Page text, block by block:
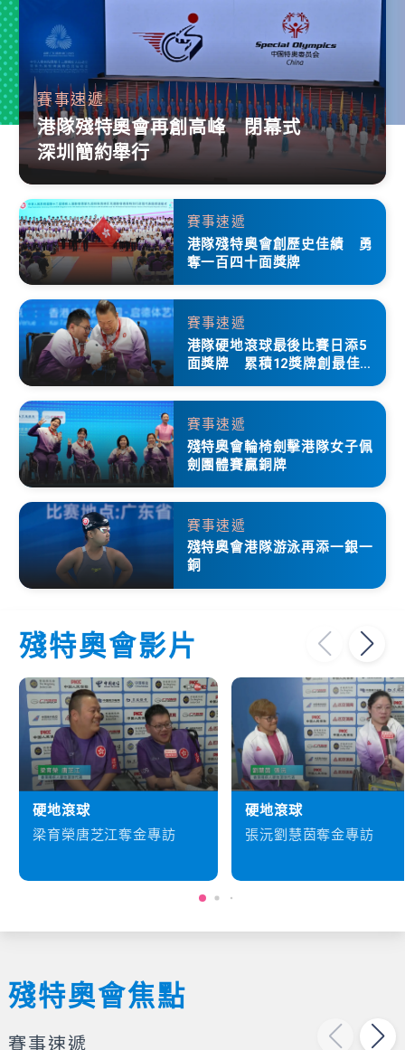
賽事速遞
港隊殘特奧會再創高峰 閉幕式
深圳簡約舉行
賽事速遞
港隊殘特奧會創歷史佳績 勇
奪一百四十面獎牌
賽事速遞
港隊硬地滾球最後比賽日添5
面獎牌 累積12獎牌創最佳成
賽事速遞
殘特奧會輪椅劍擊港隊女子佩
劍團體賽贏銅牌
賽事速遞
殘特奧會港隊游泳再添一銀一
銅
殘特奧會影片
硬地滾球
梁育榮唐芝江奪金專訪
硬地滾球
張沅劉慧茵奪金專訪
殘特奧會焦點
賽事速遞